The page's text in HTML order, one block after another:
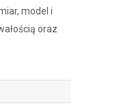
model i
oraz